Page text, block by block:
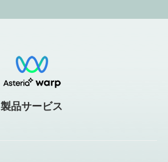
製品サービス